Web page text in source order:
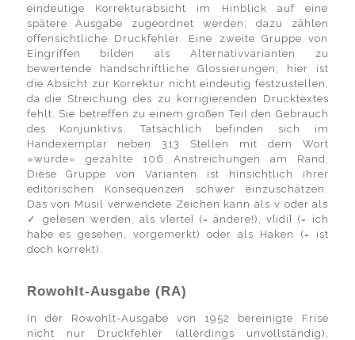
eindeutige Korrekturabsicht im Hinblick auf eine
spätere Ausgabe zugeordnet werden; dazu zählen
offensichtliche Druckfehler. Eine zweite Gruppe von
Eingriffen bilden als Alternativvarianten zu
bewertende handschriftliche Glossierungen; hier ist
die Absicht zur Korrektur nicht eindeutig festzustellen,
da die Streichung des zu korrigierenden Drucktextes
fehlt. Sie betreffen zu einem großen Teil den Gebrauch
des Konjunktivs. Tatsächlich befinden sich im
Handexemplar neben 313 Stellen mit dem Wort
»würde« gezählte 106 Anstreichungen am Rand.
Diese Gruppe von Varianten ist hinsichtlich ihrer
editorischen Konsequenzen schwer einzuschätzen.
Das von Musil verwendete Zeichen kann als v oder als
✓ gelesen werden, als v[erte] (= ändere!), v[idi] (= ich
habe es gesehen, vorgemerkt) oder als Haken (= ist
doch korrekt).
Rowohlt-Ausgabe (RA)
In der Rowohlt-Ausgabe von 1952 bereinigte Frisé
nicht nur Druckfehler (allerdings unvollständig),